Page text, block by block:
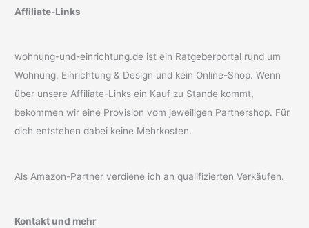
Affiliate-Links
wohnung-und-einrichtung.de ist ein Ratgeberportal rund um
Wohnung, Einrichtung & Design und kein Online-Shop. Wenn
über unsere Affiliate-Links ein Kauf zu Stande kommt,
bekommen wir eine Provision vom jeweiligen Partnershop. Für
dich entstehen dabei keine Mehrkosten.
Als Amazon-Partner verdiene ich an qualifizierten Verkäufen.
Kontakt und mehr